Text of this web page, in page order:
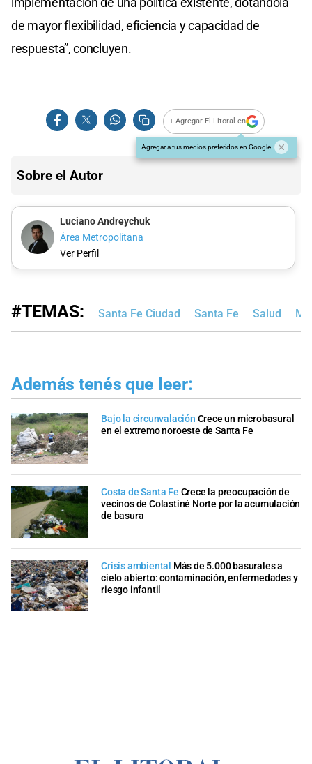
de mayor flexibilidad, eficiencia y capacidad de
respuesta”, concluyen.
+ Agregar El Litoral en
Agregar a tus medios preferidos en Google
Sobre el Autor
Luciano Andreychuk
Área Metropolitana
Ver Perfil
#TEMAS: Santa Fe Ciudad Santa Fe Salud
Además tenés que leer:
Bajo la circunvalación Crece un microbasural
en el extremo noroeste de Santa Fe
Costa de Santa Fe Crece la preocupación de
vecinos de Colastiné Norte por la acumulación
de basura
Crisis ambiental Más de 5.000 basurales a
cielo abierto: contaminación, enfermedades y
riesgo infantil